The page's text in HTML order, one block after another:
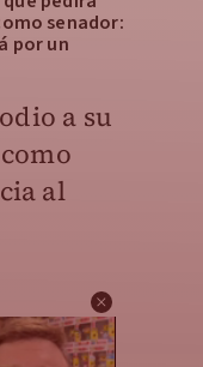
senador:
por un
a su
al